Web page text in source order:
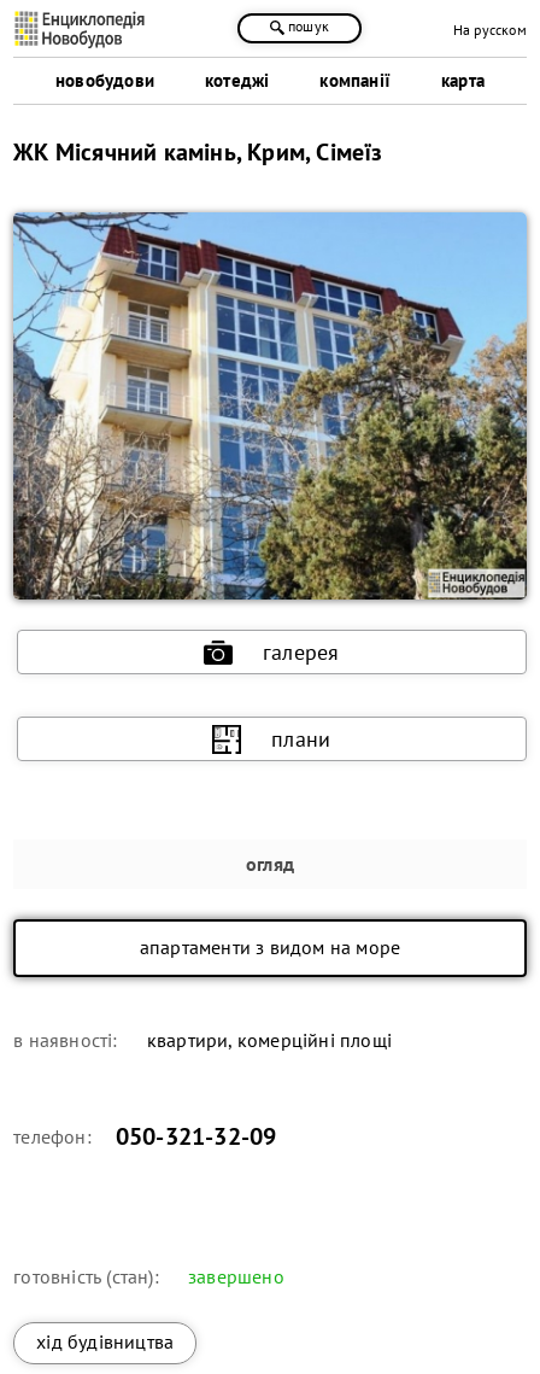
новобудови котеджі компанії карта
пошук На русском
ЖК Місячний камінь, Крим, Сімеїз
галерея
плани
огляд
апартаменти з видом на море
в наявності: квартири, комерційні площі
телефон: 050-321-32-09
готовність (стан): завершено
хід будівництва